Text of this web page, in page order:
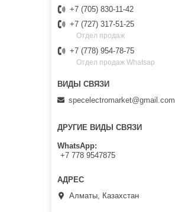
+7 (705) 830-11-42
+7 (727) 317-51-25
Отдел продаж
+7 (778) 954-78-75
Отдел продаж Whatsap
specelectromarket@gmail.com
ДРУГИЕ ВИДЫ СВЯЗИ
WhatsApp
+7 778 9547875
Алматы, Казахстан